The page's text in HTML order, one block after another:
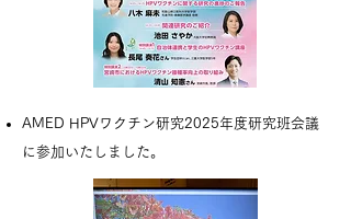
AMED HPVワクチン研究2025年度研究班会議
に参加いたしました。